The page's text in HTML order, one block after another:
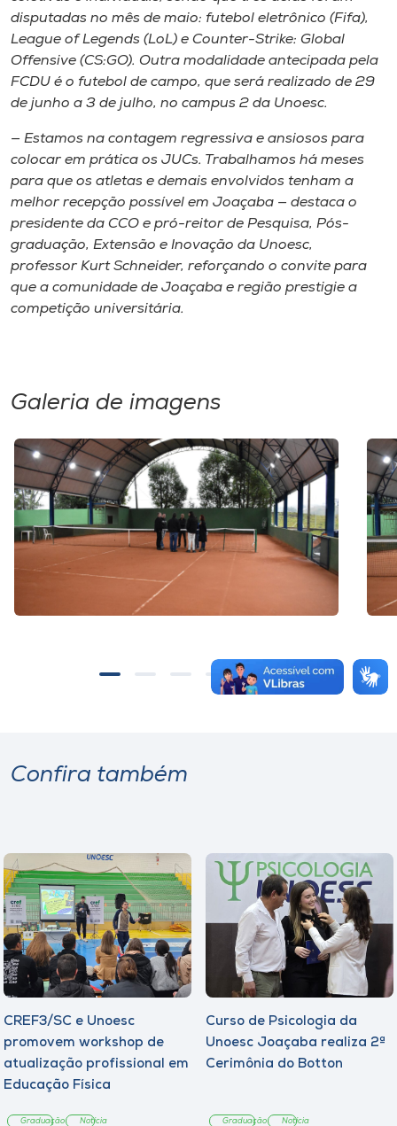
disputadas no mês de maio: futebol eletrônico (Fifa),
League of Legends (LoL) e Counter-Strike: Global
Offensive (CS:GO). Outra modalidade antecipada pela
FCDU é o futebol de campo, que será realizado de 29
de junho a 3 de julho, no campus 2 da Unoesc.
— Estamos na contagem regressiva e ansiosos para
colocar em prática os JUCs. Trabalhamos há meses
para que os atletas e demais envolvidos tenham a
melhor recepção possível em Joaçaba — destaca o
presidente da CCO e pró-reitor de Pesquisa, Pós-
graduação, Extensão e Inovação da Unoesc,
professor Kurt Schneider, reforçando o convite para
que a comunidade de Joaçaba e região prestigie a
competição universitária.
Galeria de imagens
Confira também
CREF3/SC e Unoesc
promovem workshop de
atualização profissional em
Educação Física
Graduação Notícia
Curso de Psicologia da
Unoesc Joaçaba realiza 2ª
Cerimônia do Botton
Graduação Notícia